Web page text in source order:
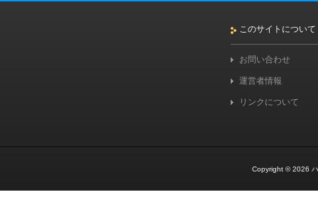
このサイトについて
お問い合わせ
運営者情報
リンクについて
Copyright © 2026